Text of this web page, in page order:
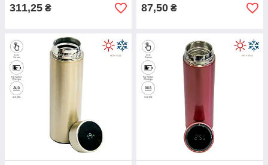
311,25 ₴ 87,50 ₴